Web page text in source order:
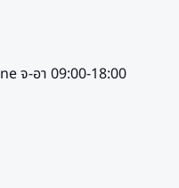
จ-อา 09:00-18:00